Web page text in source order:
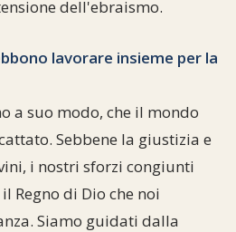
dell'ebraismo.
lavorare insieme per la
a suo modo, che il mondo
Sebbene la giustizia e
i nostri sforzi congiunti
Regno di Dio che noi
Siamo guidati dalla